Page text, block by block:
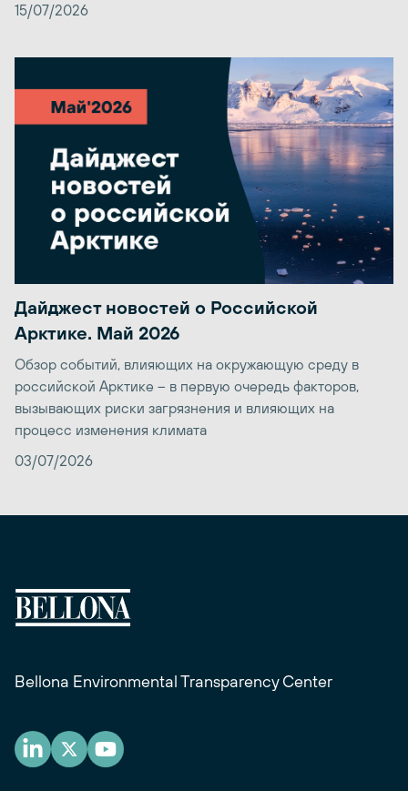
15/07/2026
Дайджест новостей о Российской
Арктике. Май 2026
Обзор событий, влияющих на окружающую среду в
российской Арктике – в первую очередь факторов,
вызывающих риски загрязнения и влияющих на
процесс изменения климата
03/07/2026
Bellona Environmental Transparency Center